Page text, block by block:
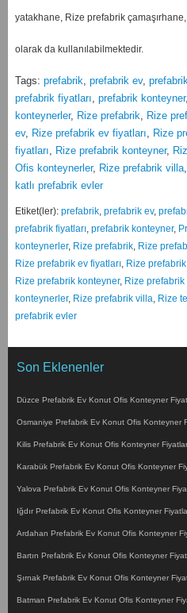
yatakhane, Rize prefabrik
olarak da kullanılabilmektedir.
Tags: prefabrik, prefabrik ev,
prefabrik fiyatları, prefabrik konteyner,
konteynerler, Rize prefabrik, Rize
ev, Rize prefabrik ev fiyatları, Rize
fiyatları, Rize prefabrik konteyner,
Ofis konteynerler, Rize prefabrik villa,
katlı prefabrik evler
Etiket(ler): prefabrik, prefabrik ev,
prefabrik fiyatları, prefabrik konteyner,
konteynerler, Rize prefabrik, Rize
Rize prefabrik ev fiyatları, Rize prefabrik
Rize prefabrik konteyner, Rize prefabrik
konteynerler, Rize prefabrik villa, Rize
prefabrik evler
Son Eklenenler
Düzce Prefabrik Ev Konut Ofis Konteyner
Osmaniye Prefabrik Ev Konut Ofis Konteyner
Kilis Prefabrik Ev Konut Ofis Konteyner
Karabük Prefabrik Ev Konut Ofis Konteyner
Yalova Prefabrik Ev Konut Ofis Konteyner
Iğdır Prefabrik Ev Konut Ofis Konteyner
Ardahan Prefabrik Ev Konut Ofis Konteyner
Bartın Prefabrik Ev Konut Ofis Konteyner
Şırnak Prefabrik Ev Konut Ofis Konteyner
Batman Prefabrik Ev Konut Ofis Konteyner